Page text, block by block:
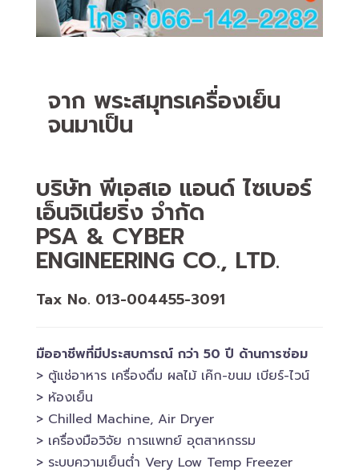
จาก พระสมุทรเครื่องเย็น
จนมาเป็น
บริษัท พีเอสเอ แอนด์ ไซเบอร์
เอ็นจิเนียริ่ง จำกัด
PSA & CYBER
ENGINEERING CO., LTD.
Tax No. 013-004455-3091
มืออาชีพที่มีประสบการณ์ กว่า 50 ปี ด้านการซ่อม
> ตู้แช่อาหาร เครื่องดื่ม ผลไม้ เค๊ก-ขนม เบียร์-ไวน์​
> ห้องเย็น
> Chilled​ Machine, Air Dryer
> เครื่องมือวิจัย การแพทย์​ อุตสาหกรรม
> ระบบความเย็นต่ำ Very Low Temp Freezer